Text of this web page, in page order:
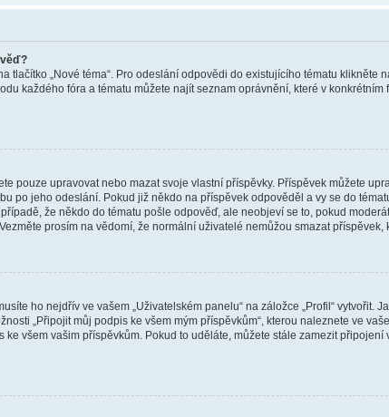
tlačítko „Nové téma“. Pro odeslání odpovědi do existujícího tématu klikněte
každého fóra a tématu můžete najít seznam oprávnění, které v
pouze upravovat nebo mazat svoje vlastní příspěvky. Příspěvek můžete
po jeho odeslání. Pokud již někdo na příspěvek odpověděl a vy se do
že někdo do tématu pošle odpověď, ale neobjeví se to, pokud
prosím na vědomí, že normální uživatelé nemůžou smazat
ho nejdřív ve vašem „Uživatelském panelu“ na záložce „Profil“ vytvořit.
„Připojit můj podpis ke všem mým příspěvkům“, kterou naleznete ve
ke všem vašim příspěvkům. Pokud to uděláte, můžete stále zamezit